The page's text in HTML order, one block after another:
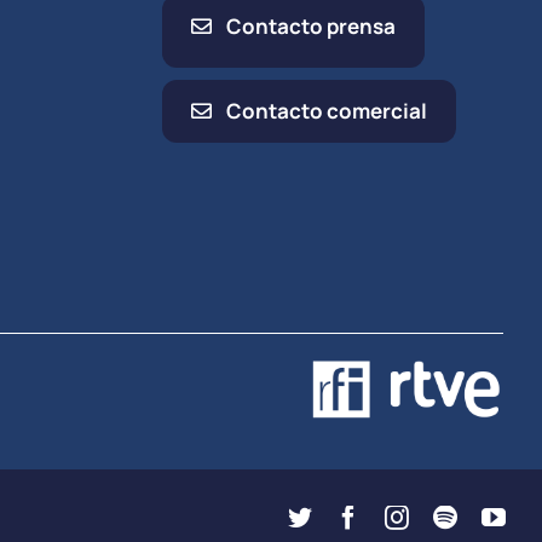
Contacto prensa
Contacto comercial